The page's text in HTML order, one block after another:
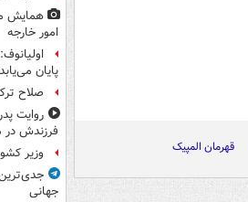
قهرمان المپیک
همایش
امور خارجه
پایان می‌یابد
صلاح
روایت
فرزندش در
وزیر
جهانی